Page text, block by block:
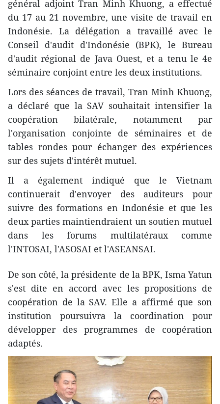
général adjoint Tran Minh Khuong, a effectué
du 17 au 21 novembre, une visite de travail en
Indonésie. La délégation a travaillé avec le
Conseil d'audit d'Indonésie (BPK), le Bureau
d'audit régional de Java Ouest, et a tenu le 4e
séminaire conjoint entre les deux institutions.
Lors des séances de travail, Tran Minh Khuong,
a déclaré que la SAV souhaitait intensifier la
coopération bilatérale, notamment par
l'organisation conjointe de séminaires et de
tables rondes pour échanger des expériences
sur des sujets d'intérêt mutuel.
Il a également indiqué que le Vietnam
continuerait d'envoyer des auditeurs pour
suivre des formations en Indonésie et que les
deux parties maintiendraient un soutien mutuel
dans les forums multilatéraux comme
l'INTOSAI, l'ASOSAI et l'ASEANSAI.
De son côté, la présidente de la BPK, Isma Yatun
s'est dite en accord avec les propositions de
coopération de la SAV. Elle a affirmé que son
institution poursuivra la coordination pour
développer des programmes de coopération
adaptés.